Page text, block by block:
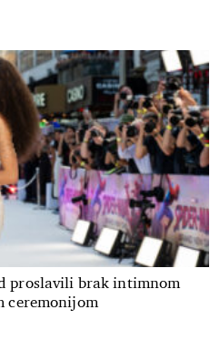
proslavili brak intimnom
ceremonijom